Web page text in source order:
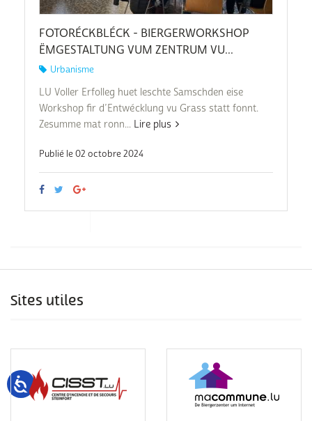
FOTORÉCKBLÉCK - BIERGERWORKSHOP
ËMGESTALTUNG VUM ZENTRUM VU...
Urbanisme
LU Voller Erfolleg huet leschte Samschden eise
Workshop fir d’Entwécklung vu Grass statt fonnt.
Zesumme mat ronn... Lire plus
Publié le 02 octobre 2024
Sites utiles